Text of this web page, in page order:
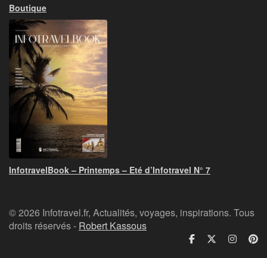
Boutique
InfotravelBook – Printemps – Eté d’Infotravel N° 7
© 2026 Infotravel.fr, Actualités, voyages, inspirations. Tous
droits réservés - Robert Kassous